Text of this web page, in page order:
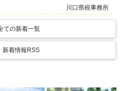
川口県税事務所
ての新着一覧
新着情報RSS